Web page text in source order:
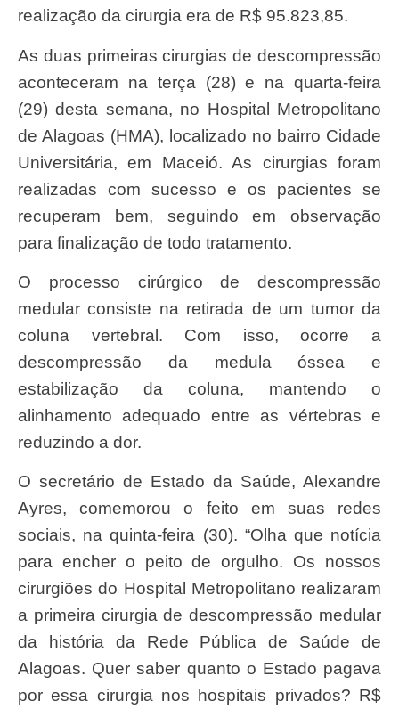
realização da cirurgia era de R$ 95.823,85.
As duas primeiras cirurgias de descompressão
aconteceram na terça (28) e na quarta-feira
(29) desta semana, no Hospital Metropolitano
de Alagoas (HMA), localizado no bairro Cidade
Universitária, em Maceió. As cirurgias foram
realizadas com sucesso e os pacientes se
recuperam bem, seguindo em observação
para finalização de todo tratamento.
O processo cirúrgico de descompressão
medular consiste na retirada de um tumor da
coluna vertebral. Com isso, ocorre a
descompressão da medula óssea e
estabilização da coluna, mantendo o
alinhamento adequado entre as vértebras e
reduzindo a dor.
O secretário de Estado da Saúde, Alexandre
Ayres, comemorou o feito em suas redes
sociais, na quinta-feira (30). “Olha que notícia
para encher o peito de orgulho. Os nossos
cirurgiões do Hospital Metropolitano realizaram
a primeira cirurgia de descompressão medular
da história da Rede Pública de Saúde de
Alagoas. Quer saber quanto o Estado pagava
por essa cirurgia nos hospitais privados? R$